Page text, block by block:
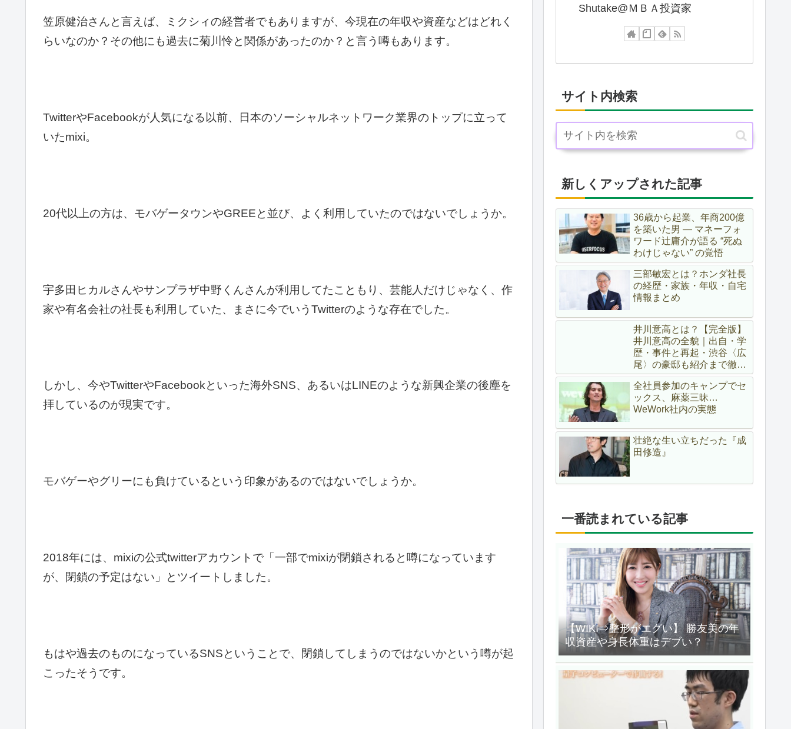
笠原健治さんと言えば、ミクシィの経営者でもありますが、今現在の年収や資産などはどれく
らいなのか？その他にも過去に菊川怜と関係があったのか？と言う噂もあります。
TwitterやFacebookが人気になる以前、日本のソーシャルネットワーク業界のトップに立って
いたmixi。
20代以上の方は、モバゲータウンやGREEと並び、よく利用していたのではないでしょうか。
宇多田ヒカルさんやサンプラザ中野くんさんが利用してたこともり、芸能人だけじゃなく、作
家や有名会社の社長も利用していた、まさに今でいうTwitterのような存在でした。
しかし、今やTwitterやFacebookといった海外SNS、あるいはLINEのような新興企業の後塵を
拝しているのが現実です。
モバゲーやグリーにも負けているという印象があるのではないでしょうか。
2018年には、mixiの公式twitterアカウントで「一部でmixiが閉鎖されると噂になっています
が、閉鎖の予定はない」とツイートしました。
もはや過去のものになっているSNSということで、閉鎖してしまうのではないかという噂が起
こったそうです。
Shutake@ＭＢＡ投資家
サイト内検索
新しくアップされた記事
36歳から起業、年商200億
を築いた男 ― マネーフォ
ワード辻庸介が語る “死ぬ
わけじゃない” の覚悟
三部敏宏とは？ホンダ社長
の経歴・家族・年収・自宅
情報まとめ
井川意高とは？【完全版】
井川意高の全貌｜出自・学
歴・事件と再起・渋谷〈広
尾〉の豪邸も紹介まで徹底
解説
全社員参加のキャンプでセ
ックス、麻薬三昧…
WeWork社内の実態
壮絶な生い立ちだった『成
田修造』
一番読まれている記事
【WIKI⇒整形がエグい】 勝友美の年
収資産や身長体重はデブい？